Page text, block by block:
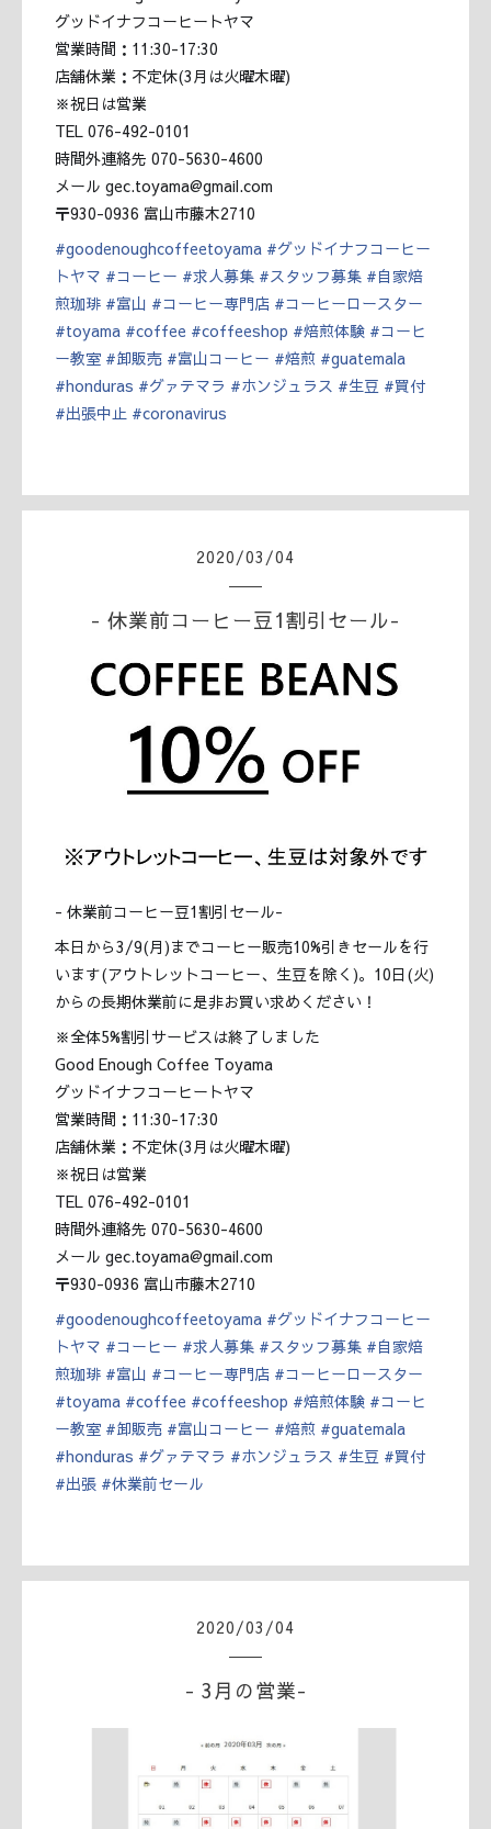
グッドイナフコーヒートヤマ
営業時間：11:30-17:30
店舗休業：不定休(3月は火曜木曜)
※祝日は営業
TEL 076-492-0101
時間外連絡先 070-5630-4600
メール gec.toyama@gmail.com
〒930-0936 富山市藤木2710
#goodenoughcoffeetoyama #グッドイナフコーヒー
トヤマ #コーヒー #求人募集 #スタッフ募集 #自家焙
煎珈琲 #富山 #コーヒー専門店 #コーヒーロースター
#toyama #coffee #coffeeshop #焙煎体験 #コーヒ
ー教室 #卸販売 #富山コーヒー #焙煎 #guatemala
#honduras #グァテマラ #ホンジュラス #生豆 #買付
#出張中止 #coronavirus
2020/03 /04
- 休業前コーヒー豆1割引セール-
- 休業前コーヒー豆1割引セール-
本日から3/9(月)までコーヒー販売10%引きセールを行
います(アウトレットコーヒー、生豆を除く)。10日(火)
からの長期休業前に是非お買い求めください！
※全体5%割引サービスは終了しました
Good Enough Coffee Toyama
グッドイナフコーヒートヤマ
営業時間：11:30-17:30
店舗休業：不定休(3月は火曜木曜)
※祝日は営業
TEL 076-492-0101
時間外連絡先 070-5630-4600
メール gec.toyama@gmail.com
〒930-0936 富山市藤木2710
#goodenoughcoffeetoyama #グッドイナフコーヒー
トヤマ #コーヒー #求人募集 #スタッフ募集 #自家焙
煎珈琲 #富山 #コーヒー専門店 #コーヒーロースター
#toyama #coffee #coffeeshop #焙煎体験 #コーヒ
ー教室 #卸販売 #富山コーヒー #焙煎 #guatemala
#honduras #グァテマラ #ホンジュラス #生豆 #買付
#出張 #休業前セール
2020/03 /04
- 3月の営業-